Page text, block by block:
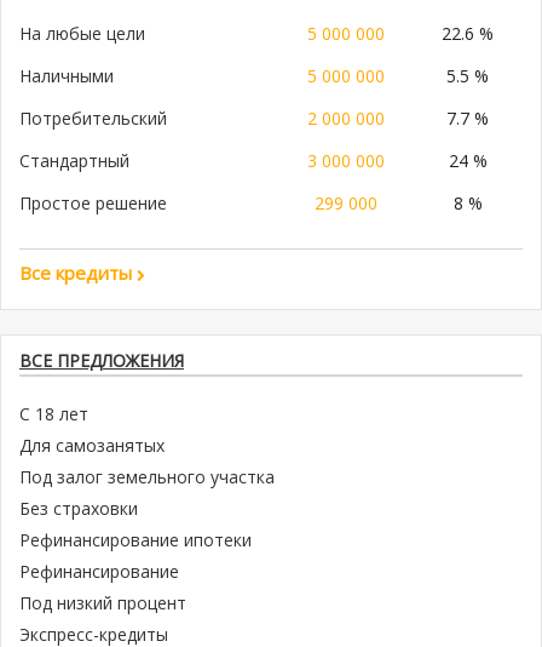
На любые цели
5 000 000
22.6 %
Наличными
5 000 000
5.5 %
Потребительский
2 000 000
7.7 %
Стандартный
3 000 000
24 %
Простое решение
299 000 8 %
Все кредиты
ВСЕ ПРЕДЛОЖЕНИЯ
С 18 лет
Для самозанятых
Под залог земельного участка
Без страховки
Рефинансирование ипотеки
Рефинансирование
Под низкий процент
Экспресс-кредиты